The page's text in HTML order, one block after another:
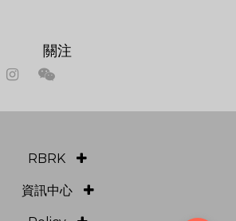
關注
RBRK
資訊中心